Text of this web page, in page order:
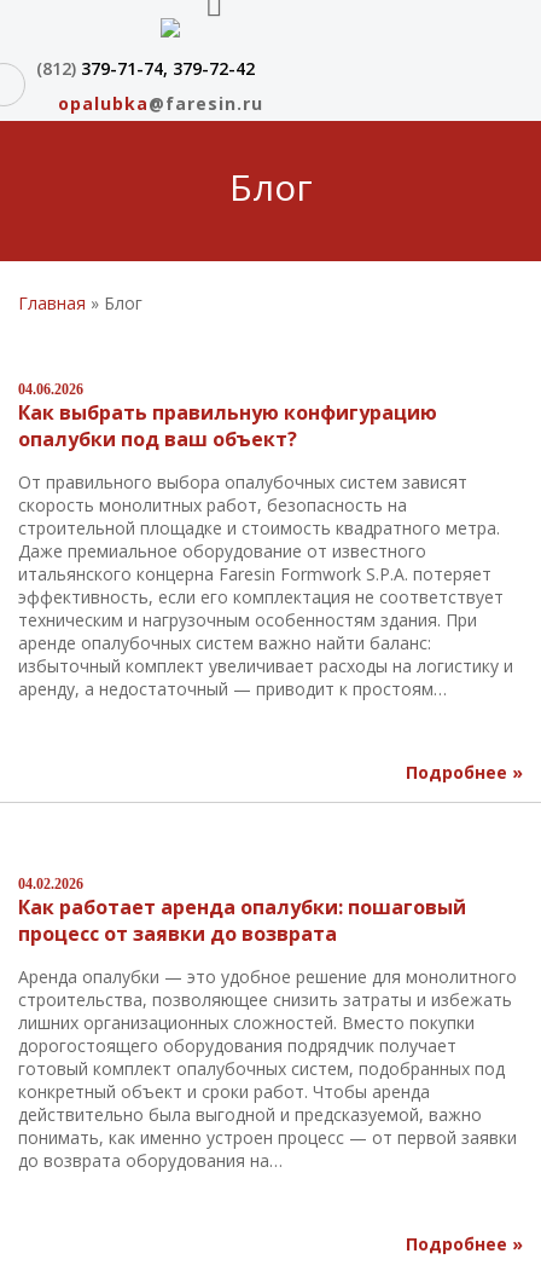
(812)379-71-74, 379-72-42
opalubka@faresin.ru
Блог
Главная » Блог
04.06.2026
Как выбрать правильную конфигурацию
опалубки под ваш объект?
От правильного выбора опалубочных систем зависят
скорость монолитных работ, безопасность на
строительной площадке и стоимость квадратного метра.
Даже премиальное оборудование от известного
итальянского концерна Faresin Formwork S.P.A. потеряет
эффективность, если его комплектация не соответствует
техническим и нагрузочным особенностям здания. При
аренде опалубочных систем важно найти баланс:
избыточный комплект увеличивает расходы на логистику и
аренду, а недостаточный — приводит к простоям…
Подробнее »
04.02.2026
Как работает аренда опалубки: пошаговый
процесс от заявки до возврата
Аренда опалубки — это удобное решение для монолитного
строительства, позволяющее снизить затраты и избежать
лишних организационных сложностей. Вместо покупки
дорогостоящего оборудования подрядчик получает
готовый комплект опалубочных систем, подобранных под
конкретный объект и сроки работ. Чтобы аренда
действительно была выгодной и предсказуемой, важно
понимать, как именно устроен процесс — от первой заявки
до возврата оборудования на…
Подробнее »